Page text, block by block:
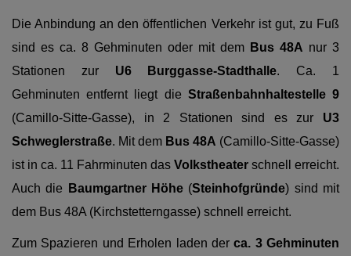
Die Anbindung an den öffentlichen Verkehr ist gut, zu Fuß
sind es ca. 8 Gehminuten oder mit dem Bus 48A nur 3
Stationen zur U6 Burggasse-Stadthalle. Ca. 1
Gehminuten entfernt liegt die Straßenbahnhaltestelle 9
(Camillo-Sitte-Gasse), in 2 Stationen sind es zur U3
Schweglerstraße. Mit dem Bus 48A (Camillo-Sitte-Gasse)
ist in ca. 11 Fahrminuten das Volkstheater schnell erreicht.
Auch die
Baumgartner Höhe (Steinhofgründe) sind mit
dem Bus 48A (Kirchstetterngasse) schnell erreicht.
Zum Spazieren und Erholen laden derca. 3 Gehminuten